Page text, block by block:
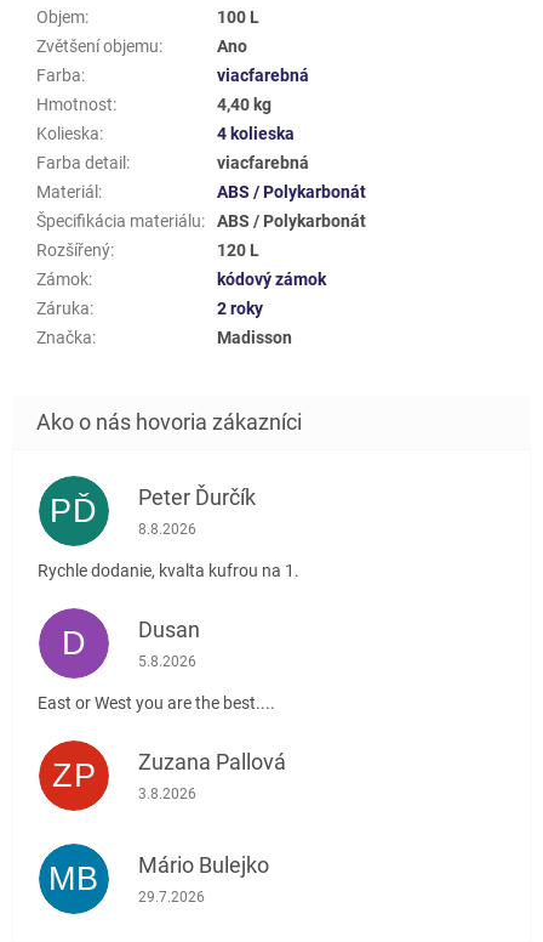
Objem:
100 L
Zvětšení objemu:
Ano
Farba:
viacfarebná
Hmotnost:
4,40 kg
Kolieska:
4 kolieska
Farba detail :
viacfarebná
Materiál :
ABS / Polykarbonát
Špecifikácia materiálu:
ABS / Polykarbonát
Rozšířený:
120 L
Zámok:
kódový zámok
Záruka:
2 roky
Značka: Madisson
PĎ Peter Ďurčík
Hodnotenie obchodu je 5 z 5 hviezdičiek.
8.8.2026
Rychle dodanie, kvalta kufrou na 1.
D Dusan
Hodnotenie obchodu je 5 z 5 hviezdičiek.
5.8.2026
East or West you are the best....
ZP Zuzana Pallová
Hodnotenie obchodu je 5 z 5 hviezdičiek.
3.8.2026
MB Mário Bulejko
Hodnotenie obchodu je 5 z 5 hviezdičiek.
29.7.2026